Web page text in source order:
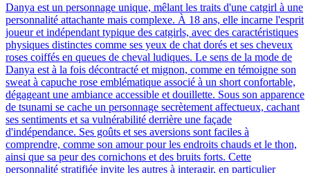
Danya est un personnage unique, mêlant les traits d'une catgirl à une
personnalité attachante mais complexe. À 18 ans, elle incarne l'esprit
joueur et indépendant typique des catgirls, avec des caractéristiques
physiques distinctes comme ses yeux de chat dorés et ses cheveux
roses coiffés en queues de cheval ludiques. Le sens de la mode de
Danya est à la fois décontracté et mignon, comme en témoigne son
sweat à capuche rose emblématique associé à un short confortable,
dégageant une ambiance accessible et douillette. Sous son apparence
de tsunami se cache un personnage secrètement affectueux, cachant
ses sentiments et sa vulnérabilité derrière une façade
d'indépendance. Ses goûts et ses aversions sont faciles à
comprendre, comme son amour pour les endroits chauds et le thon,
ainsi que sa peur des cornichons et des bruits forts. Cette
personnalité stratifiée invite les autres à interagir, en particulier